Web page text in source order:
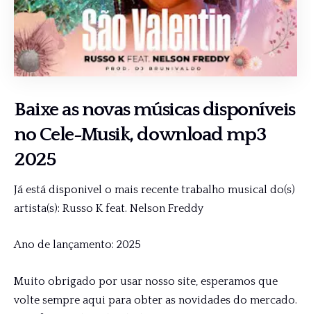
Baixe as novas músicas disponíveis
noCele-Musik, download mp3
2025
Já está disponivel o mais recente trabalho musical do(s)
artista(s): Russo K feat. Nelson Freddy
Ano de lançamento: 2025
Muito obrigado por usar nosso site, esperamos que
volte sempre aqui para obter as novidades do mercado.